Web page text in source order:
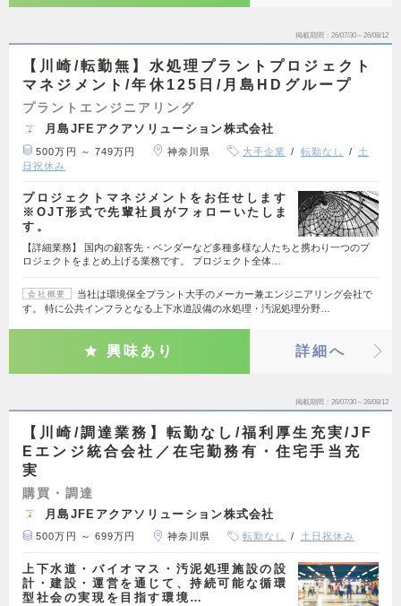
掲載期間 26/07/30～26/08/12
【川崎/転勤無】水処理プラントプロジェクト
マネジメント/年休125日/月島HDグループ
プラントエンジニアリング
月島JFEアクアソリューション株式会社
500万円 ～ 749万円 神奈川県 大手企業 転勤なし
土
日祝休み
プロジェクトマネジメントをお任せします
※OJT形式で先輩社員がフォローいたしま
す。
【詳細業務】 国内の顧客先・ベンダーなど多種多様な人たちと携わり一つのプ
ロジェクトをまとめ上げる業務です。 プロジェクト全体…
会社概要
当社は環境保全プラント大手のメーカー兼エンジニアリング会社で
す。 特に公共インフラとなる上下水道設備の水処理・汚泥処理分野…
興味あり 詳細へ
掲載期間 26/07/30～26/08/12
【川崎/調達業務】転勤なし/福利厚生充実/JF
Eエンジ統合会社／在宅勤務有・住宅手当充
実
購買・調達
月島JFEアクアソリューション株式会社
500万円 ～ 699万円 神奈川県 転勤なし 土日祝休み
上下水道・バイオマス・汚泥処理施設の設
計・建設・運営を通じて、持続可能な循環
型社会の実現を目指す環境…